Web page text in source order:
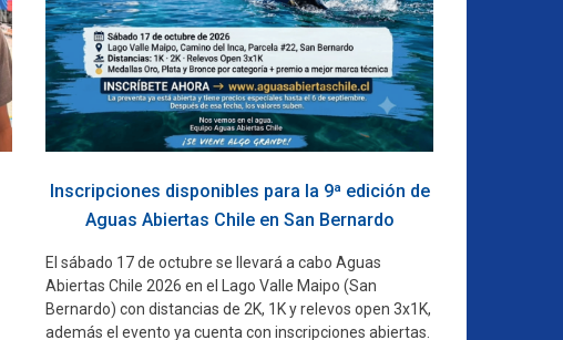
Inscripciones disponibles para la 9ª edición de
Aguas Abiertas Chile en San Bernardo
El sábado 17 de octubre se llevará a cabo Aguas
Abiertas Chile 2026 en el Lago Valle Maipo (San
Bernardo) con distancias de 2K, 1K y relevos open 3x1K,
además el evento ya cuenta con inscripciones abiertas.